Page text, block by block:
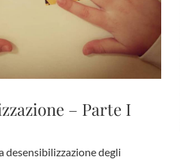
– Parte I
desensibilizzazione degli